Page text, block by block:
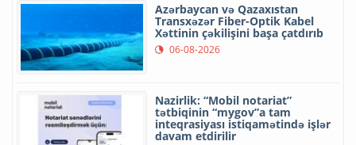
Azərbaycan və Qazaxıstan
Transxəzər Fiber-Optik Kabel
Xəttinin çəkilişini başa çatdırıb
06-08-2026
Nazirlik: “Mobil notariat”
tətbiqinin “mygov”a tam
inteqrasiyası istiqamətində işlər
davam etdirilir